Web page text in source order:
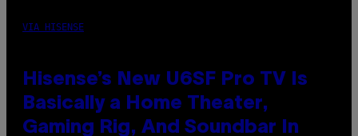
VIA HISENSE
Hisense’s New U6SF Pro TV Is
Basically a Home Theater,
Gaming Rig, And Soundbar In